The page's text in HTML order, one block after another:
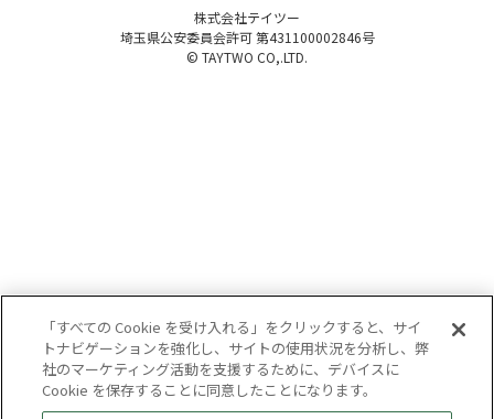
株式会社テイツー
埼玉県公安委員会許可 第431100002846号
© TAYTWO CO,.LTD.
「すべての Cookie を受け入れる」をクリックすると、サイ
トナビゲーションを強化し、サイトの使用状況を分析し、弊
社のマーケティング活動を支援するために、デバイスに
Cookie を保存することに同意したことになります。